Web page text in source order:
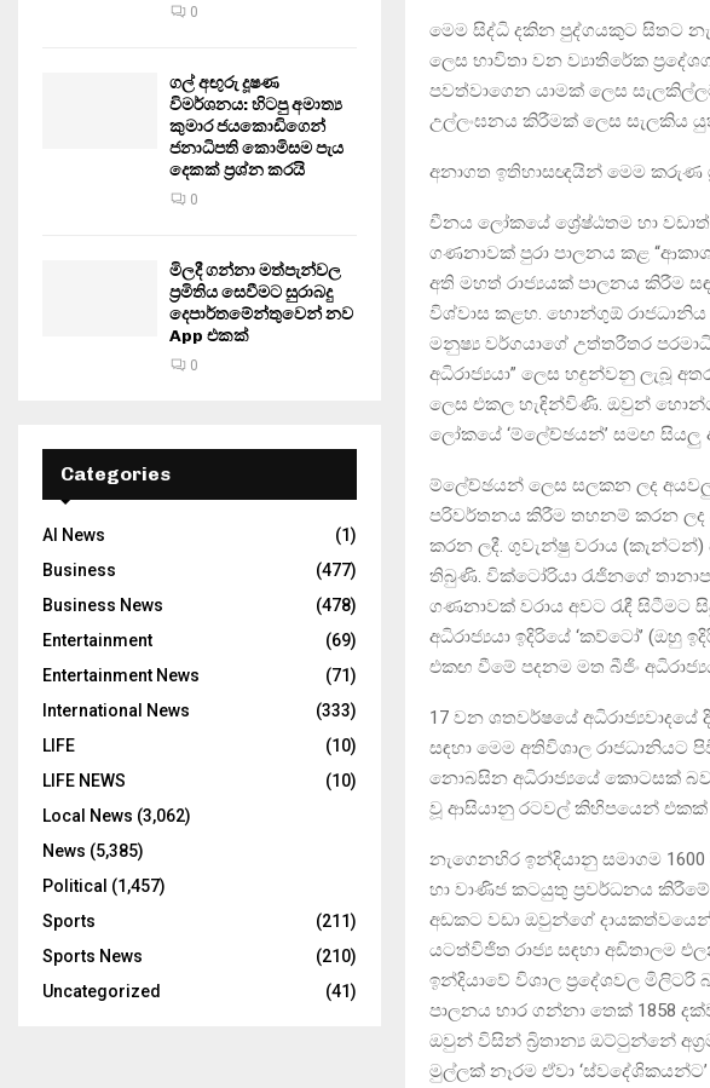
මෙම සිද්ධි දකින පුද්ගයකුට සිතට
ලෙස භාවිතා වන ව්‍යාතිරේක
පවත්වාගෙන යාමක් ලෙස
උල්ලංඝනය කිරීමක් ලෙස සැලකිය
අනාගත ඉතිහාසඥයින් මෙම කරුණ
චීනය ලෝකයේ ශ්‍රේෂ්ඨතම හා
ගණනාවක් පුරා පාලනය කළ “ආකාශ
අති මහත් රාජ්‍යයක් පාලනය කිරීම
විශ්වාස කළහ. හොන්ගුඕ
මනුෂ්‍ය වර්ගයාගේ උත්තරීතර
අධිරාජ්‍යයා” ලෙස හඳුන්වනු ලැබූ
ලෙස එකල හැඳින්විණි. ඔවුන්
ලෝකයේ ‘ම්ලේච්ඡයන්’ සමඟ සියලු
ම්ලේච්ඡයන් ලෙස සලකන ලද
පරිවර්තනය කිරීම තහනම් කරන ලද
කරන ලදී. ගුවැන්ෂු වරාය
තිබුණි. වික්ටෝරියා රැජිනගේ
ගණනාවක් වරාය අවට රැඳී සිටීමට
අධිරාජ්‍යයා ඉදිරියේ ‘කව්ටෝ’
එකඟ වීමේ පදනම මත බීජිං
17 වන ශතවර්ෂයේ
සඳහා මෙම අතිවිශාල
නොබසින අධිරාජ්‍යයේ කොටසක්
වූ ආසියානු රටවල් කිහිපයෙන් එකක්
නැගෙනහිර ඉන්දියානු සමාගම
හා වාණිජ කටයුතු ප්‍රවර්ධනය
අඩකට වඩා ඔවුන්ගේ දායකත්වයෙන්
යටත්විජිත රාජ්‍ය සඳහා අඩිතාලම
ඉන්දියාවේ විශාල ප්‍රදේශවල
පාලනය භාර ගන්නා තෙක් 1858
ඔවුන් විසින් බ්‍රිතාන්‍ය ඔට්ටුන්නේ
මුල්ලක් නෑරම ඒවා
0
ගල් අඟුරු දූෂණ
විමර්ශනය: හිටපු අමාත්‍ය
කුමාර ජයකොඩිගෙන්
ජනාධිපති කොමිසම පැය
දෙකක් ප්‍රශ්න කරයි
0
මිලදී ගන්නා මත්පැන්වල
ප්‍රමිතිය සෙවීමට සුරාබදු
දෙපාර්තමේන්තුවෙන් නව
App එකක්
0
Categories
AI News
(1)
Business
(477)
Business News
(478)
Entertainment
(69)
Entertainment News
(71)
International News
(333)
LIFE
(10)
LIFE NEWS
(10)
Local News (3,062)
News (5,385)
Political (1,457)
Sports
(211)
Sports News
(210)
Uncategorized
(41)